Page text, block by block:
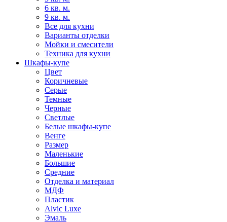
6 кв. м.
9 кв. м.
Все для кухни
Варианты отделки
Мойки и смесители
Техника для кухни
Шкафы-купе
Цвет
Коричневые
Серые
Темные
Черные
Светлые
Белые шкафы-купе
Венге
Размер
Маленькие
Большие
Средние
Отделка и материал
МДФ
Пластик
Alvic Luxe
Эмаль